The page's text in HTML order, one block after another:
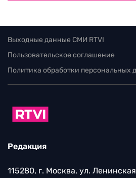
Выходные данные СМИ RTVI
Пользовательское соглашение
Политика обработки персональных
Редакция
115280, г. Москва, ул.